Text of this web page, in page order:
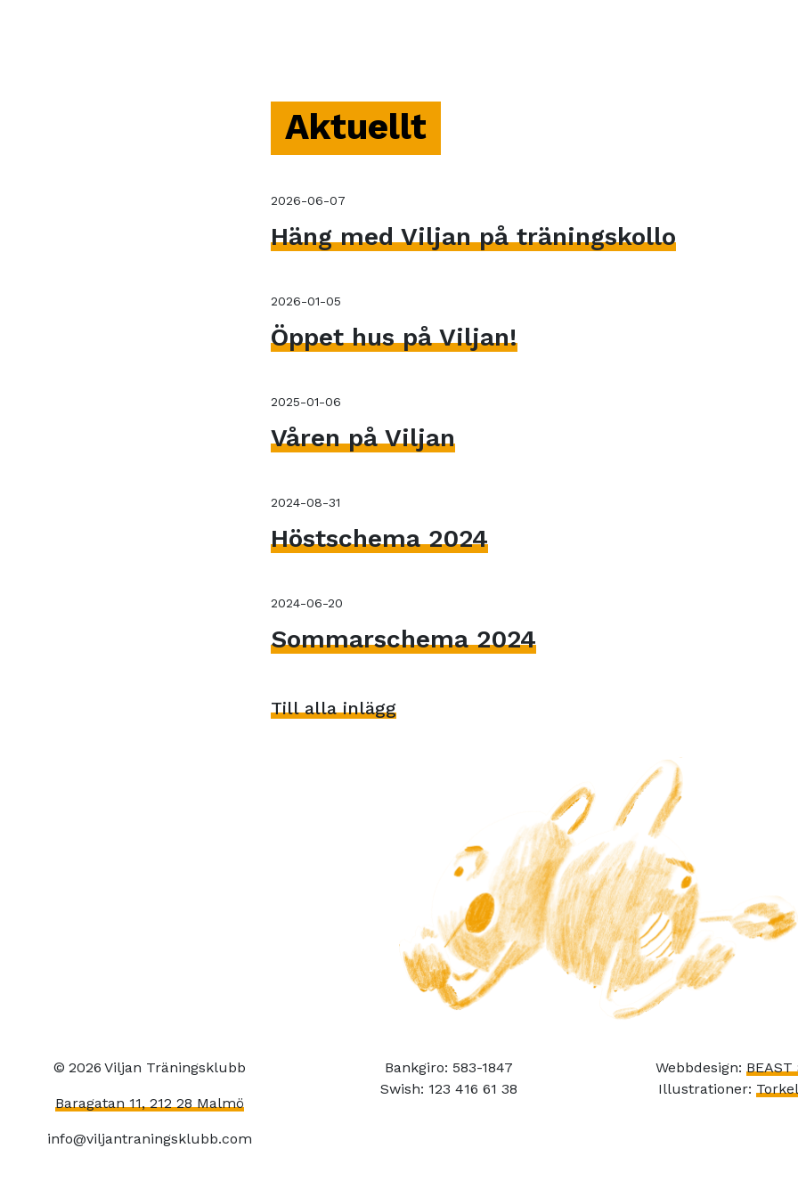
Aktuellt
2026-06-07
Häng med Viljan på träningskollo
2026-01-05
Öppet hus på Viljan!
2025-01-06
Våren på Viljan
2024-08-31
Höstschema 2024
2024-06-20
Sommarschema 2024
Till alla inlägg
© 2026 Viljan Träningsklubb
Baragatan 11, 212 28 Malmö
info@viljantraningsklubb.com
Bankgiro: 583-1847
Swish: 123 416 61 38
Webbdesign:
Illustrationer: